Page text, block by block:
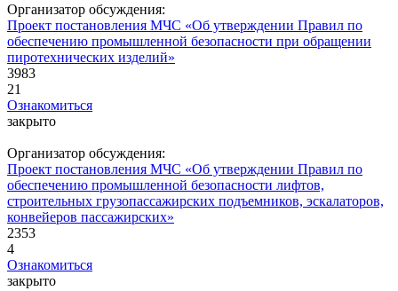
Организатор обсуждения:
Проект постановления МЧС «Об утверждении Правил по
обеспечению промышленной безопасности при обращении
пиротехнических изделий»
3983
21
Ознакомиться
закрыто
Организатор обсуждения:
Проект постановления МЧС «Об утверждении Правил по
обеспечению промышленной безопасности лифтов,
строительных грузопассажирских подъемников, эскалаторов,
конвейеров пассажирских»
2353
4
Ознакомиться
закрыто